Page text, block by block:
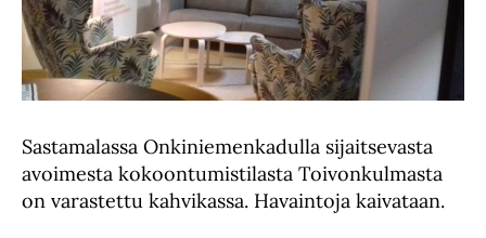
Sastamalassa Onkiniemenkadulla sijaitsevasta
avoimesta kokoontumistilasta Toivonkulmasta
on varastettu kahvikassa. Havaintoja kaivataan.